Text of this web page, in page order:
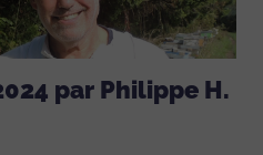
par Philippe H.